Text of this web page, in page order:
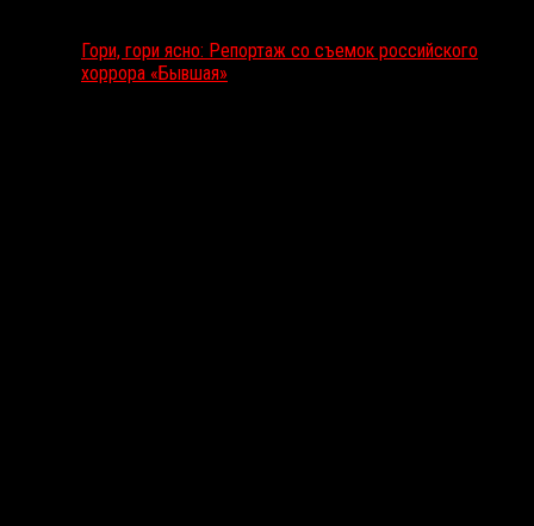
Гори, гори ясно: Репортаж со съемок российского
хоррора «Бывшая»